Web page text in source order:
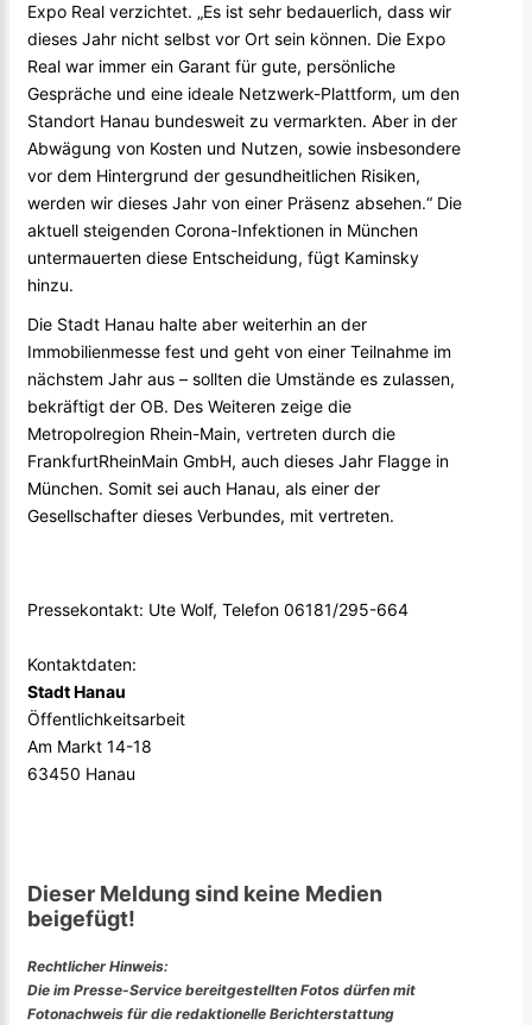
Expo Real verzichtet. „Es ist sehr bedauerlich, dass wir
dieses Jahr nicht selbst vor Ort sein können. Die Expo
Real war immer ein Garant für gute, persönliche
Gespräche und eine ideale Netzwerk-Plattform, um den
Standort Hanau bundesweit zu vermarkten. Aber in der
Abwägung von Kosten und Nutzen, sowie insbesondere
vor dem Hintergrund der gesundheitlichen Risiken,
werden wir dieses Jahr von einer Präsenz absehen.“ Die
aktuell steigenden Corona-Infektionen in München
untermauerten diese Entscheidung, fügt Kaminsky
hinzu.
Die Stadt Hanau halte aber weiterhin an der
Immobilienmesse fest und geht von einer Teilnahme im
nächstem Jahr aus – sollten die Umstände es zulassen,
bekräftigt der OB. Des Weiteren zeige die
Metropolregion Rhein-Main, vertreten durch die
FrankfurtRheinMain GmbH, auch dieses Jahr Flagge in
München. Somit sei auch Hanau, als einer der
Gesellschafter dieses Verbundes, mit vertreten.
Pressekontakt: Ute Wolf, Telefon 06181/295-664
Kontaktdaten:
Stadt Hanau
Öffentlichkeitsarbeit
Am Markt 14-18
63450 Hanau
Dieser Meldung sind keine Medien
beigefügt!
Rechtlicher Hinweis:
Die im Presse-Service bereitgestellten Fotos dürfen mit
Fotonachweis für die redaktionelle Berichterstattung